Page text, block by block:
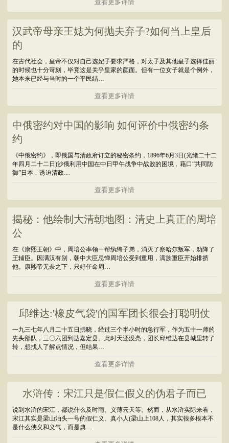
查看更多详情
汉武帝母亲王娡为何抛夫弃子?如何当上皇后
的
在古代社会，皇帝不仅对自己选妃子要求严格，对太子及其他皇子选择佳丽
的时候也十分苛刻，毕竟这是关乎皇家的颜面。但有一位女子就是个例外，
她本来已经与当时的一个平民结…
查看更多详情
中俄密约对中国的影响 如何评价中俄密约条
约
《中俄密约》，即俄国与清政府订立的秘密条约，1896年6月3日(光绪二十二
年四月二十二日)沙俄利用中国在中日甲午战争中战败的困境﹐藉口“共同防
御”日本﹐诱迫清政…
查看更多详情
揭秘：他绘制大清朝地图：清史上真正的周培
公
在《康熙王朝》中，周培公率领一帮纨绔子弟，消灭了察哈尔叛军，劝降了
王辅臣。因满汉有别，朝中大臣忌惮周培公受到重用，满族重臣开始排挤
他。康熙帝无奈之下，只好任命周…
查看更多详情
邱维达:'橡皮气袋'的国军团长很会打聪明仗
一九三七年八月二十五日拂晓，经过三个半小时的急行军，作为五十一师的
先头部队，三〇六团到达嘉定县。此时天还没亮，团长邱维达在县城里转了
转，想找人了解点情况，但结果…
查看更多详情
水浒传：宋江只是假仁假义的伪君子而已
说到水浒的宋江，都说什么及时雨、义薄云天等。然而，从水浒实际来看，
宋江其实是梁山泊头一号的假仁义、真小人(梁山上108人，其实很多根本不
是什么侠义和义气，而是典…